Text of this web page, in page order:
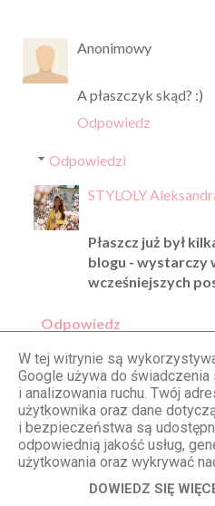
Anonimowy
A płaszczyk skąd? :)
Odpowiedz
Odpowiedzi
STYLOLY
Płaszcz już był
blogu - wystarczy
wcześniejszych
Odpowiedz
Anonimowy
Mam znacznie mniej
wyszlabym na miasto
troche umiaru Ola ;)
W tej witrynie są
Google używa do świadczenia
i analizowania ruchu. Twój
użytkownika oraz dane
i bezpieczeństwa są
odpowiednią jakość usług,
użytkowania oraz wykrywać
DOWIEDZ SIĘ